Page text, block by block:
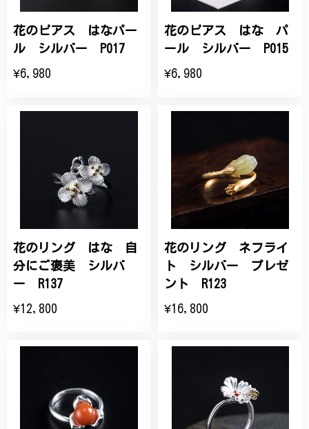
花のピアス はなパー
ル シルバー P017
¥6,980
花のピアス はな パ
ール シルバー P015
¥6,980
花のリング はな 自
分にご褒美 シルバ
ー R137
¥12,800
花のリング ネフライ
ト シルバー プレゼ
ント R123
¥16,800